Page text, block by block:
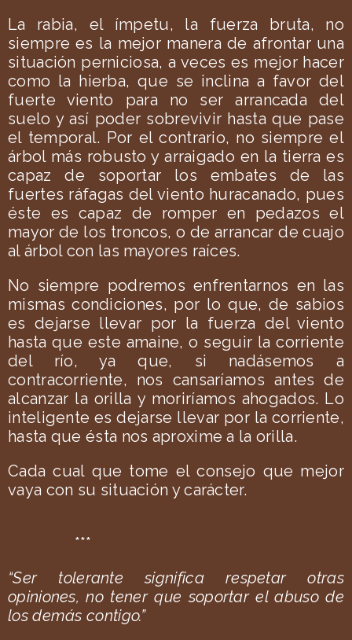
La rabia, el ímpetu, la fuerza bruta, no
siempre es la mejor manera de afrontar una
situación perniciosa, a veces es mejor hacer
como la hierba, que se inclina a favor del
fuerte viento para no ser arrancada del
suelo y así poder sobrevivir hasta que pase
el temporal. Por el contrario, no siempre el
árbol más robusto y arraigado en la tierra es
capaz de soportar los embates de las
fuertes ráfagas del viento huracanado, pues
éste es capaz de romper en pedazos el
mayor de los troncos, o de arrancar de cuajo
al árbol con las mayores raíces.
No siempre podremos enfrentarnos en las
mismas condiciones, por lo que, de sabios
es dejarse llevar por la fuerza del viento
hasta que este amaine, o seguir la corriente
del río, ya que, si nadásemos a
contracorriente, nos cansaríamos antes de
alcanzar la orilla y moriríamos ahogados. Lo
inteligente es dejarse llevar por la corriente,
hasta que ésta nos aproxime a la orilla.
Cada cual que tome el consejo que mejor
vaya con su situación y carácter.
***
“Ser tolerante significa respetar otras
opiniones, no tener que soportar el abuso de
los demás contigo.”